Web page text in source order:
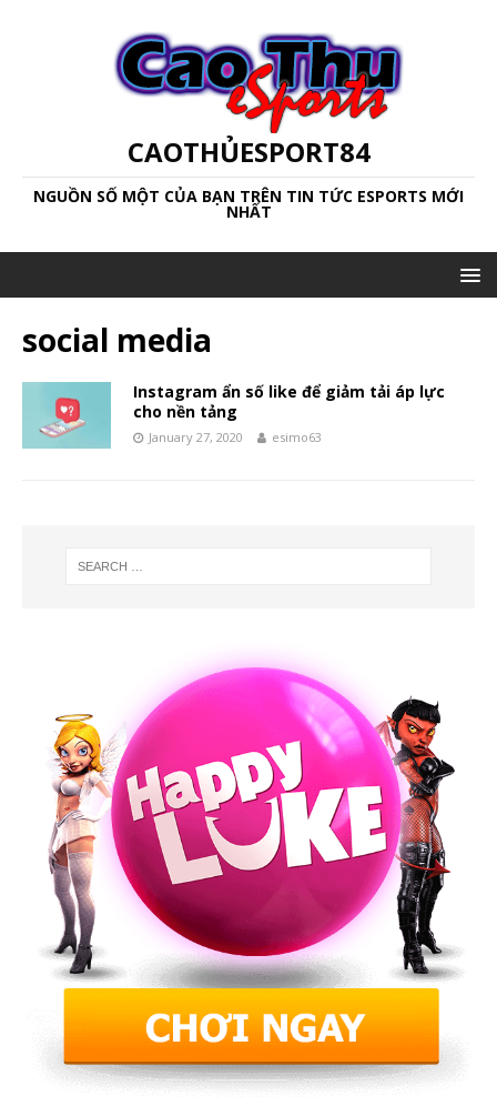
CAOTHỦESPORT84
NGUỒN SỐ MỘT CỦA BẠN TRÊN TIN TỨC ESPORTS MỚI
NHẤT
social media
Instagram ẩn số like để giảm tải áp lực
cho nền tảng
January 27, 2020 esimo63